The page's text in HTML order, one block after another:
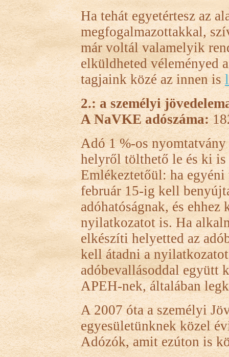
Ha tehát egyetértesz az
megfogalmazottakkal,
már voltál valamelyik
elküldheted véleményed
tagjaink közé az innen is
2.: a személyi
A NaVKE adószáma:
Adó 1 %-os
helyről tölthető le és ki
Emlékeztetőül: ha
február 15-ig kell
adóhatóságnak, és
nyilatkozatot is. Ha
elkészíti helyetted az
kell átadni a
adóbevallásoddal együtt
APEH-nek, általában
A 2007 óta a személyi
egyesületünknek közel
Adózók, amit ezúton is